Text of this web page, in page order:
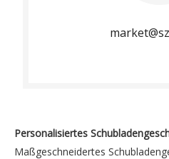
Personalisiertes
Maßgeschneidertes